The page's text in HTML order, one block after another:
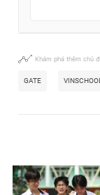
Khám phá thêm chủ
GATE VINSCHOOL